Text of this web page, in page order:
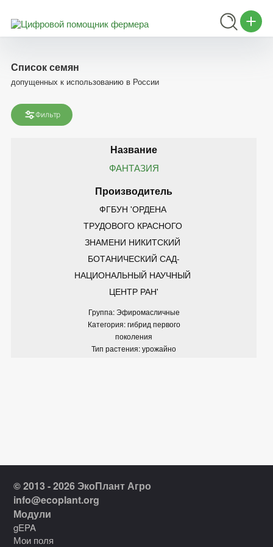
Список семян
допущенных к использованию в России
Фильтр
ФАНТАЗИЯ
ФГБУН 'ОРДЕНА
ТРУДОВОГО КРАСНОГО
ЗНАМЕНИ НИКИТСКИЙ
БОТАНИЧЕСКИЙ САД-
НАЦИОНАЛЬНЫЙ НАУЧНЫЙ
ЦЕНТР РАН'
Группа: Эфиромасличные
Категория: гибрид первого
поколения
Тип растения: урожайно
© 2013 - 2026 ЭкоПлант Агро
info@ecoplant.org
Модули
gEPA
Мои поля